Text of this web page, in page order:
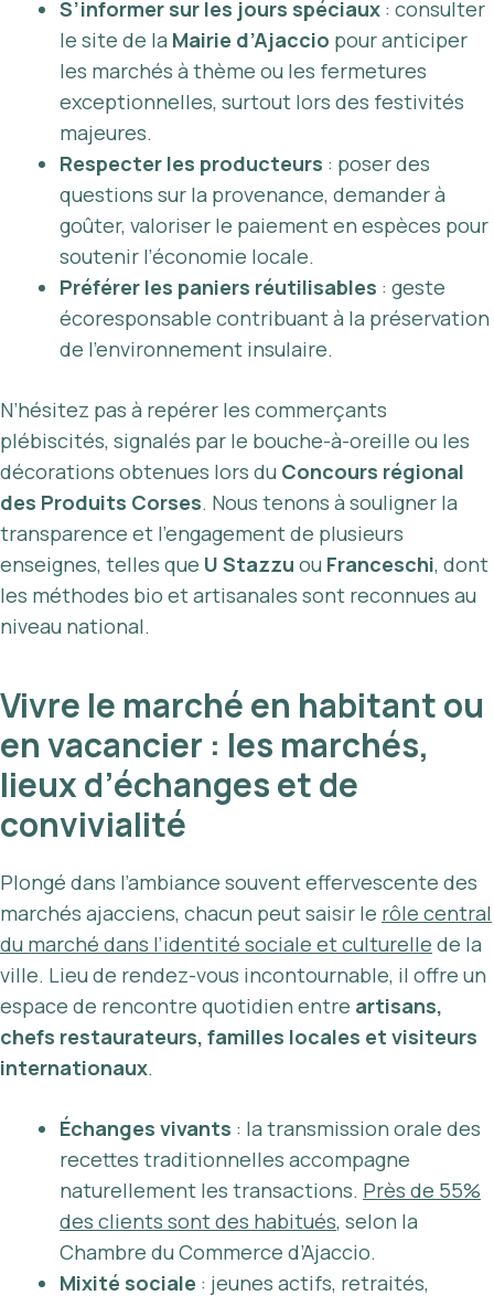
S’informer sur les jours spéciaux : consulter
le site de la Mairie d’Ajaccio pour anticiper
les marchés à thème ou les fermetures
exceptionnelles, surtout lors des festivités
majeures.
Respecter les producteurs : poser des
questions sur la provenance, demander à
goûter, valoriser le paiement en espèces pour
soutenir l’économie locale.
Préférer les paniers réutilisables : geste
écoresponsable contribuant à la préservation
de l’environnement insulaire.
N’hésitez pas à repérer les commerçants
plébiscités, signalés par le bouche-à-oreille ou les
décorations obtenues lors du Concours régional
des Produits Corses. Nous tenons à souligner la
transparence et l’engagement de plusieurs
enseignes, telles que U Stazzu ou Franceschi, dont
les méthodes bio et artisanales sont reconnues au
niveau national.
Vivre le marché en habitant ou
en vacancier : les marchés,
lieux d’échanges et de
convivialité
Plongé dans l’ambiance souvent effervescente des
marchés ajacciens, chacun peut saisir le rôle central
du marché dans l’identité sociale et culturelle de la
ville. Lieu de rendez-vous incontournable, il offre un
espace de rencontre quotidien entre artisans,
chefs restaurateurs, familles locales et visiteurs
internationaux.
Échanges vivants : la transmission orale des
recettes traditionnelles accompagne
naturellement les transactions. Près de 55%
des clients sont des habitués, selon la
Chambre du Commerce d’Ajaccio.
Mixité sociale : jeunes actifs, retraités,